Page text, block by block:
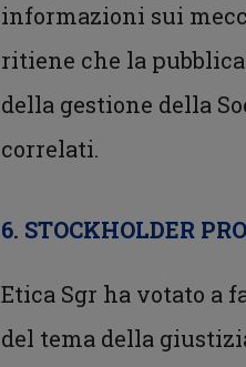
informazioni sui
ritiene che la
della gestione della
correlati.
6. STOCKHOLDER
Etica Sgr ha votato a
del tema della